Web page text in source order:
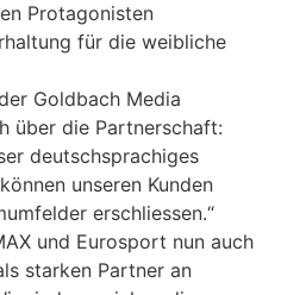
Protagonisten
für die weibliche
Goldbach Media
über die Partnerschaft:
deutschsprachiges
unseren Kunden
erschliessen.“
und Eurosport nun auch
starken Partner an